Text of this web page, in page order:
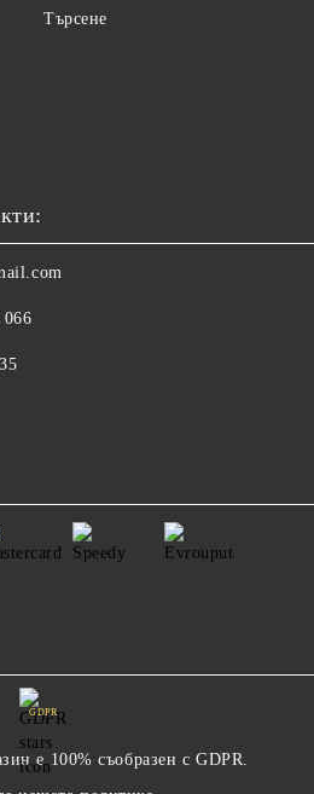
Търсене
066
GDPR
е 100% съобразен с GDPR.